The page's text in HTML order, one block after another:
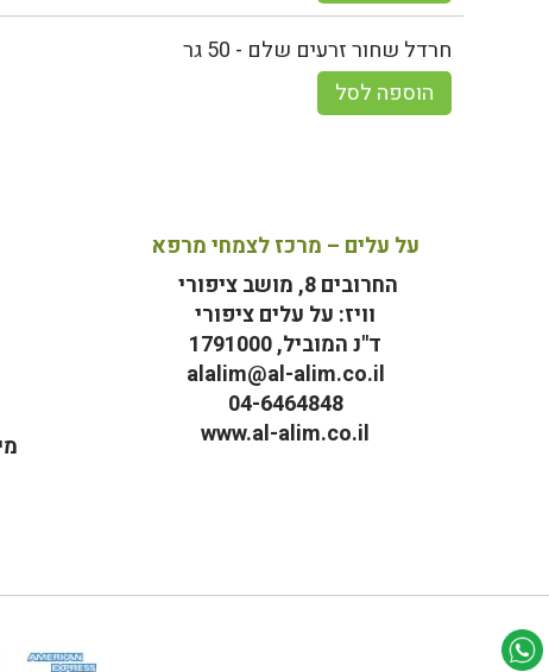
חרדל שחור זרעים שלם - 50 גר
הוספה לסל
על עלים – מרכז לצמחי מרפא
החרובים 8, מושב ציפורי
וויז: על עלים ציפורי
ד"נ המוביל, 1791000
alalim@al-alim.co.il
04-6464848
www.al-alim.co.il